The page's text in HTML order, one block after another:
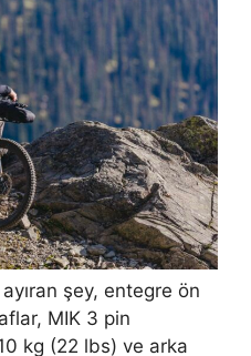
şey, entegre ön
MIK 3 pin
kg (22 lbs) ve arka